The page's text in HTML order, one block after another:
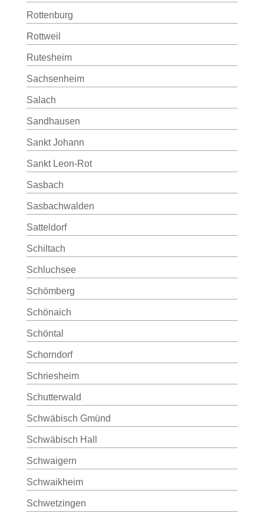
Rottenburg
Rottweil
Rutesheim
Sachsenheim
Salach
Sandhausen
Sankt Johann
Sankt Leon-Rot
Sasbach
Sasbachwalden
Satteldorf
Schiltach
Schluchsee
Schömberg
Schönaich
Schöntal
Schorndorf
Schriesheim
Schutterwald
Schwäbisch Gmünd
Schwäbisch Hall
Schwaigern
Schwaikheim
Schwetzingen